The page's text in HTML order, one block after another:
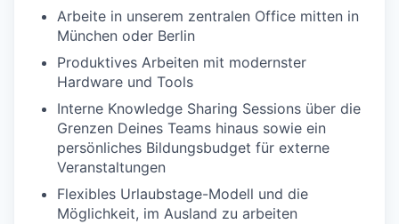
Arbeite in unserem zentralen Office mitten in
München oder Berlin
Produktives Arbeiten mit modernster
Hardware und Tools
Interne Knowledge Sharing Sessions über die
Grenzen Deines Teams hinaus sowie ein
persönliches Bildungsbudget für externe
Veranstaltungen
Flexibles Urlaubstage-Modell und die
Möglichkeit, im Ausland zu arbeiten